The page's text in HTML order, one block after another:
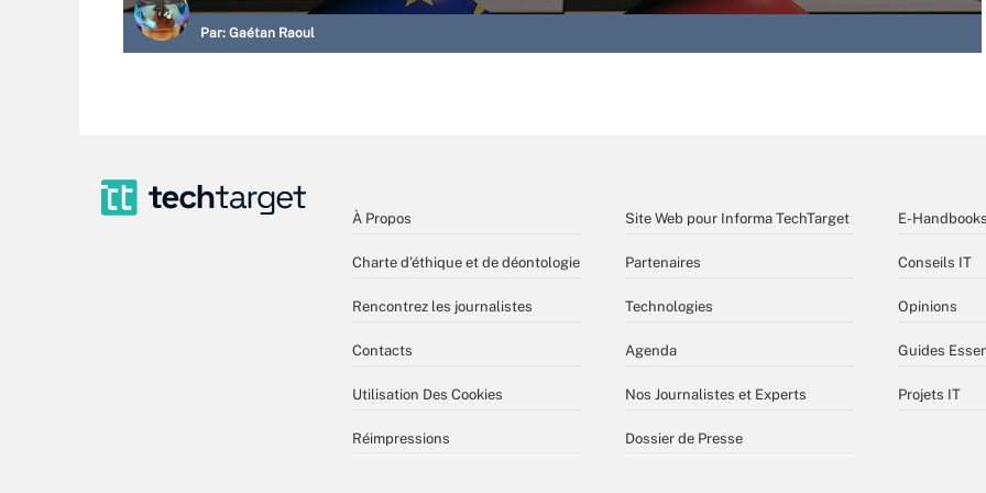
Par: Gaétan Raoul
À Propos
Charte d’éthique et de déontologie
Rencontrez les journalistes
Contacts
Utilisation Des Cookies
Réimpressions
Site Web pour Informa TechTarget
Partenaires
Technologies
Agenda
Nos Journalistes et Experts
Dossier de Presse
E-Handbooks
Conseils IT
Opinions
Guides
Projets IT